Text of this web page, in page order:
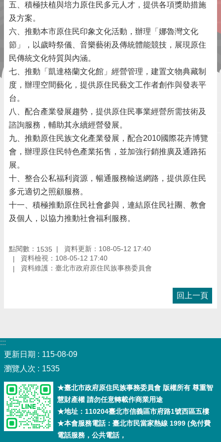
五、積極扶植與培力原住民多元人才，提供各項獎助措施
及方案。
六、推動本市原住民印象文化活動，辦理「娜魯灣文化
節」，以歲時祭儀、音樂藝術及傳統體能競技，展現原住
民傳統文化特質與內涵。
七、推動「凱達格蘭文化館」經營管理，建置文物典藏制
度，辦理空間藝化，提供原住民藝文工作者創作與發表平
台。
八、配合產業發展趨勢，提供原住民事業經營所需技術及
諮詢服務，輔助其永續經營發展。
九、推動原住民族文化產業發展，配合2010國際花卉博覽
會，辦理原住民特色產業拓售，並加強行銷推廣及通路拓
展。
十、整合公私福利資源，暢通服務輸送網路，提供原住民
多元適切之照顧服務。
十一、積極推動原住民社會參與，連結原住民社團、教會
及個人，以協力推動社會福利服務。
點閱數： 1535
資料更新：108-05-12 17:40
資料檢視：108-05-12 17:40
資料維護：臺北市政府原住民族事務委員會
回上一頁
:::
更新日期
115-08-09
瀏覽人次
1535
★臺北市政府原住民族事務委員會 版權所有 尊重智
慧財產權 請勿任意轉載作商業用途
★地址：110204臺北市信義區市府路1號西區五樓
★本會服務電話：臺北市民當家熱線 1999 (免付費
電話服務，公共電話，